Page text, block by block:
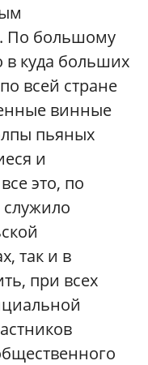
По большому
в куда больших
всей стране
винные
пьяных
и
это, по
служило
так и в
при всех